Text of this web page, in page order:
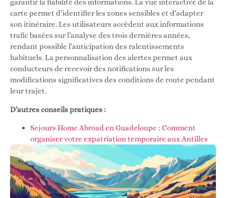
garantir la fiabilité des informations. La vue interactive de la
carte permet d’identifier les zones sensibles et d’adapter
son itinéraire. Les utilisateurs accèdent aux informations
trafic basées sur l’analyse des trois dernières années,
rendant possible l’anticipation des ralentissements
habituels. La personnalisation des alertes permet aux
conducteurs de recevoir des notifications sur les
modifications significatives des conditions de route pendant
leur trajet.
D’autres conseils pratiques :
Sejours Home Abroad en Guadeloupe : Comment
organiser votre expatriation temporaire aux Antilles